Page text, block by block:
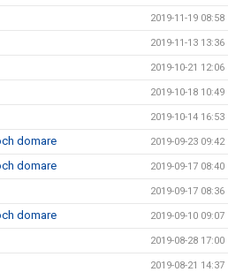
2019-11-19 08:58
2019-11-13 13:36
2019-10-21 12:06
2019-10-18 10:49
2019-10-14 16:53
domare 2019-09-23 09:42
domare 2019-09-17 08:40
2019-09-17 08:36
domare 2019-09-10 09:07
2019-08-28 17:00
2019-08-21 14:37